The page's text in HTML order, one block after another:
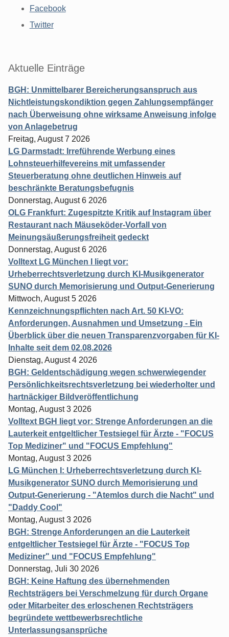
Facebook
Twitter
Aktuelle Einträge
BGH: Unmittelbarer Bereicherungsanspruch aus
Nichtleistungskondiktion gegen Zahlungsempfänger
nach Überweisung ohne wirksame Anweisung infolge
von Anlagebetrug
Freitag, August 7 2026
LG Darmstadt: Irreführende Werbung eines
Lohnsteuerhilfevereins mit umfassender
Steuerberatung ohne deutlichen Hinweis auf
beschränkte Beratungsbefugnis
Donnerstag, August 6 2026
OLG Frankfurt: Zugespitzte Kritik auf Instagram über
Restaurant nach Mäuseköder-Vorfall von
Meinungsäußerungsfreiheit gedeckt
Donnerstag, August 6 2026
Volltext LG München I liegt vor:
Urheberrechtsverletzung durch KI-Musikgenerator
SUNO durch Memorisierung und Output-Generierung
Mittwoch, August 5 2026
Kennzeichnungspflichten nach Art. 50 KI-VO:
Anforderungen, Ausnahmen und Umsetzung - Ein
Überblick über die neuen Transparenzvorgaben für KI-
Inhalte seit dem 02.08.2026
Dienstag, August 4 2026
BGH: Geldentschädigung wegen schwerwiegender
Persönlichkeitsrechtsverletzung bei wiederholter und
hartnäckiger Bildveröffentlichung
Montag, August 3 2026
Volltext BGH liegt vor: Strenge Anforderungen an die
Lauterkeit entgeltlicher Testsiegel für Ärzte - "FOCUS
Top Mediziner" und "FOCUS Empfehlung"
Montag, August 3 2026
LG München I: Urheberrechtsverletzung durch KI-
Musikgenerator SUNO durch Memorisierung und
Output-Generierung - "Atemlos durch die Nacht" und
"Daddy Cool"
Montag, August 3 2026
BGH: Strenge Anforderungen an die Lauterkeit
entgeltlicher Testsiegel für Ärzte - "FOCUS Top
Mediziner" und "FOCUS Empfehlung"
Donnerstag, Juli 30 2026
BGH: Keine Haftung des übernehmenden
Rechtsträgers bei Verschmelzung für durch Organe
oder Mitarbeiter des erloschenen Rechtsträgers
begründete wettbewerbsrechtliche
Unterlassungsansprüche